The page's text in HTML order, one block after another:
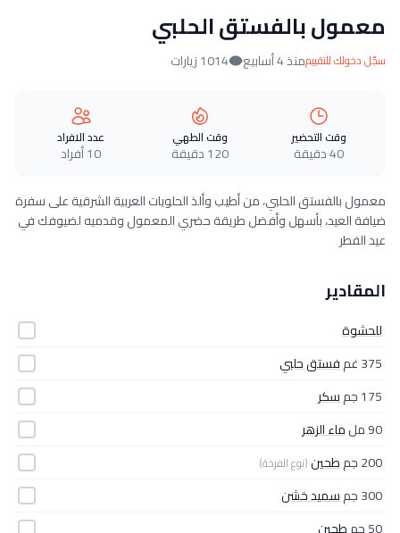
معمول بالفستق الحلبي
سجّل دخولك للتقييممنذ 4 أسابيع 1014 زيارات
وقت التحضير
40 دقيقة
وقت الطهي
120 دقيقة
عدد الافراد
10 أفراد
معمول بالفستق الحلبي، من أطيب وألذ الحلويات العربية الشرقية على سفرة
ضيافة العيد، بأسهل وأفضل طريقة حضري المعمول وقدميه لضيوفك في
عيد الفطر
المقادير
للحشوة
375 غم
فستق حلبي
175 جم
سكر
90 مل
ماء الزهر
200 جم
طحين(نوع الفرخة)
300 جم
سميد خشن
50 جم
طحين